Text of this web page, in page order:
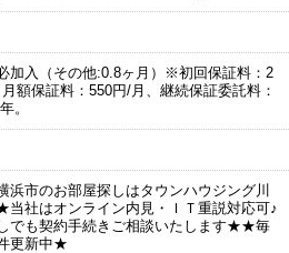
加入（その他:0.8ヶ月）※初回保証料：2
額保証料：550円/月、継続保証委託料：
。
浜市のお部屋探しはタウンハウジング川
当社はオンライン内見・ＩＴ重説対応可♪
でも契約手続きご相談いたします★★毎
更新中★